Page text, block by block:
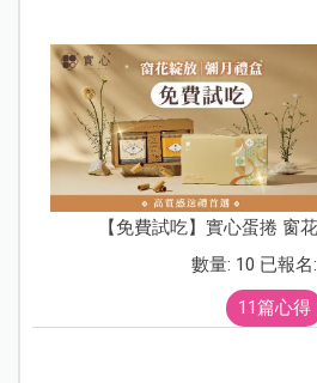
【免費試吃】實心蛋捲 窗
數量: 10 已報名
11篇心得